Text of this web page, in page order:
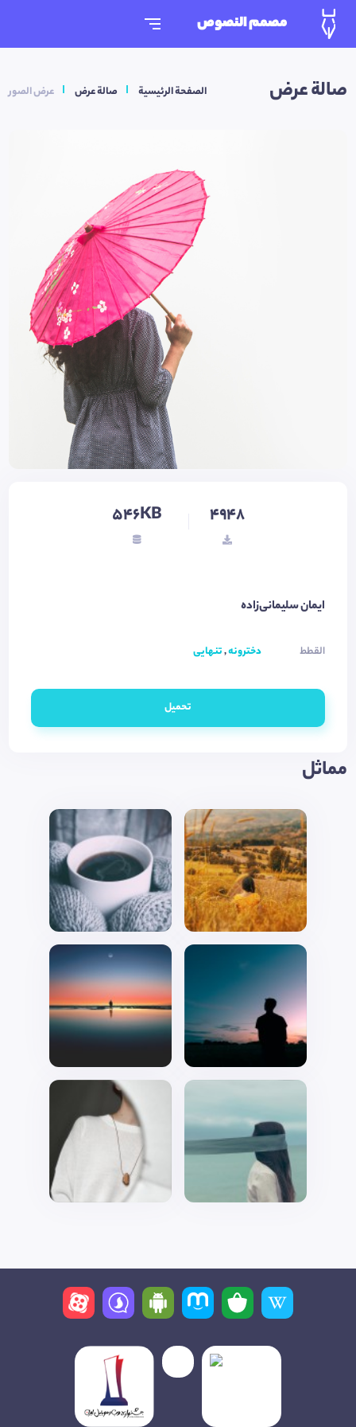
مصمم النصوص
صالة عرض الصفحة الرئيسية صالة عرض عرض الصور
4948
546KB
ایمان سلیمانی‌زاده
القطط دخترونه,تنهایی
تحميل
مماثل